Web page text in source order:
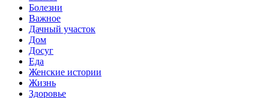
Болезни
Важное
Дачный участок
Дом
Досуг
Еда
Женские истории
Жизнь
Здоровье